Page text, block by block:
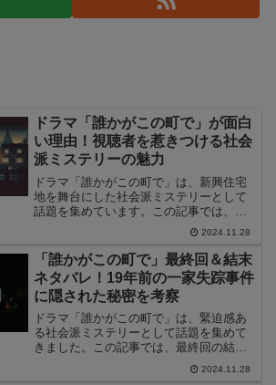
ドラマ「誰かがこの町で」が面白
い理由！視聴者を惹きつける社会
派ミステリーの魅力
ドラマ「誰かがこの町で」は、新興住宅
地を舞台にした社会派ミステリーとして
話題を集めています。この記事では、ド
ラマの魅力や面白さの理由を徹底解説
し、視聴する際の注目ポイントを紹介し
ます。
2024.11.28
「誰かがこの町で」最終回＆結末
ネタバレ！19年前の一家失踪事件
に隠された秘密を考察
ドラマ「誰かがこの町で」は、緊迫感あ
る社会派ミステリーとして話題を集めて
きました。この記事では、最終回の結末
をネタバレを含めて詳しく解説し、物語
のテーマや伏線を考察します。
2024.11.28